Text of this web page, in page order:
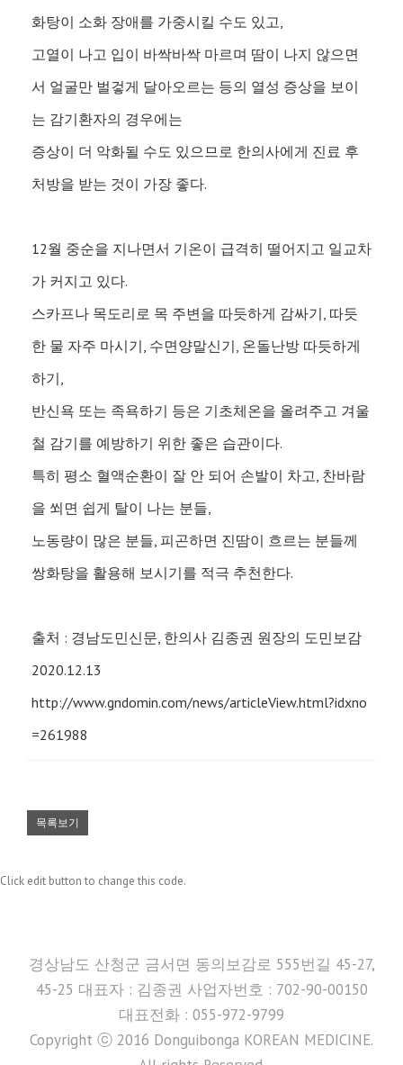
화탕이 소화 장애를 가중시킬 수도 있고,
고열이 나고 입이 바싹바싹 마르며 땀이 나지 않으면
서 얼굴만 벌겋게 달아오르는 등의 열성 증상을 보이
는 감기환자의 경우에는
증상이 더 악화될 수도 있으므로 한의사에게 진료 후
처방을 받는 것이 가장 좋다.
12월 중순을 지나면서 기온이 급격히 떨어지고 일교차
가 커지고 있다.
스카프나 목도리로 목 주변을 따듯하게 감싸기, 따듯
한 물 자주 마시기, 수면양말신기, 온돌난방 따듯하게
하기,
반신욕 또는 족욕하기 등은 기초체온을 올려주고 겨울
철 감기를 예방하기 위한 좋은 습관이다.
특히 평소 혈액순환이 잘 안 되어 손발이 차고, 찬바람
을 쐬면 쉽게 탈이 나는 분들,
노동량이 많은 분들, 피곤하면 진땀이 흐르는 분들께
쌍화탕을 활용해 보시기를 적극 추천한다.
출처 : 경남도민신문, 한의사 김종권 원장의 도민보감
2020.12.13
http://www.gndomin.com/news/articleView.html?idxno
=261988
목록보기
Click edit button to change this code.
경상남도 산청군 금서면 동의보감로 555번길 45-27,
45-25 대표자 : 김종권 사업자번호 : 702-90-00150
대표전화 : 055-972-9799
Copyright ⓒ 2016 Donguibonga KOREAN MEDICINE.